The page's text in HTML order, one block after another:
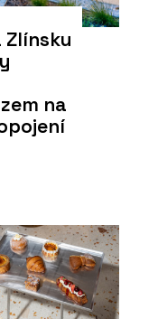
Zlínsku
na